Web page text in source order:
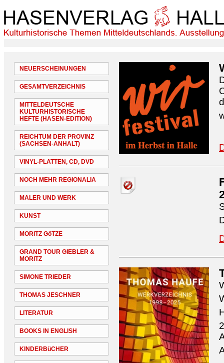
NEUERSCHEINUNGEN
GESAMTVERZEICHNIS
MITTELDEUTSCHE
KULTURHISTORISCHE
HEFTE (HASEN-EDITION)
REICHTUM DER PROVINZ
(SACHSEN-ANHALT)
VINYL-PLATTEN, CD, DVD
NOCH MEHR REGIONALIA
MALER UND WERK
KUNST
MORITZ GöTZE
GRAND TOUR GIEBLER &
MORITZ
SIMONE TRIEDER
THOMAS JESCHNER
LITERATUR
BOOKS IN ENGLISH
KINDERBüCHER